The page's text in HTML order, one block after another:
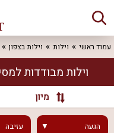
עמוד ראשי וילות וילות בצפון
וילות מבודדות
מיון
הגעה עזיבה